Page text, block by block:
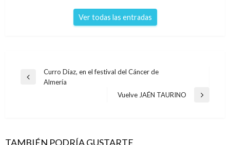
Ver todas las entradas
Navegación
Entrada
Curro Díaz, en el festival del Cáncer de
Almería
Entrada
Vuelve JAÉN TAURINO
TAMBIÉN PODRÍA GUSTARTE